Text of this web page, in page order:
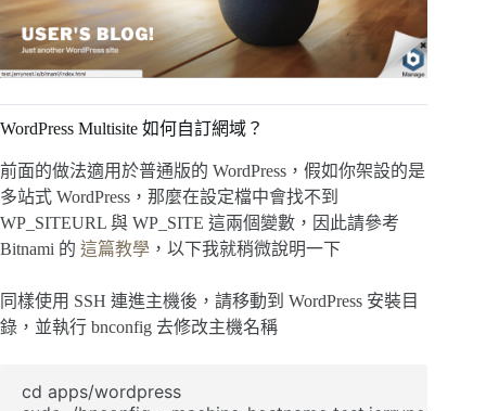
WordPress Multisite 如何自訂網域？
前面的做法適用於普通版的 WordPress，假如你架設的是
多站式 WordPress，那麼在設定檔中會找不到
WP_SITEURL 與 WP_SITE 這兩個變數，因此請參考
Bitnami 的 這篇教學 ，以下我就稍微說明一下
同樣使用 SSH 連進主機後，請移動到 WordPress 安裝目
錄，並執行 bnconfig 去修改主機名稱
cd apps/wordpress